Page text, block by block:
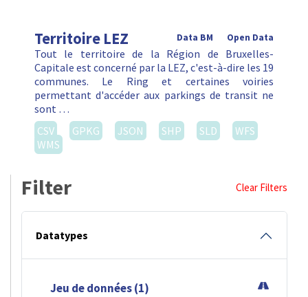
Territoire LEZ Open Data
Data BM
Tout le territoire de la Région de Bruxelles-
Capitale est concerné par la LEZ, c'est-à-dire les 19
communes. Le Ring et certaines voiries
permettant d'accéder aux parkings de transit ne
sont …
CSV
GPKG JSON SHP SLD
WFS
WMS
Filter Clear Filters
Datatypes
Jeu de données (1)